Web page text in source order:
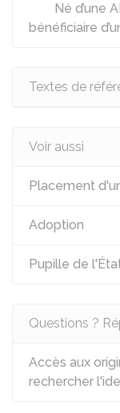
Né d’une
bénéficiaire
Textes de
Voir aussi
Placement
Adoption
Pupille de
Questions ?
Accès aux
rechercher